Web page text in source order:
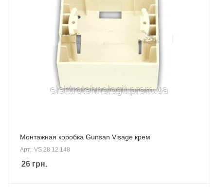
Монтажная коробка Gunsan Visage крем
Арт.: VS 28 12 148
26 грн.